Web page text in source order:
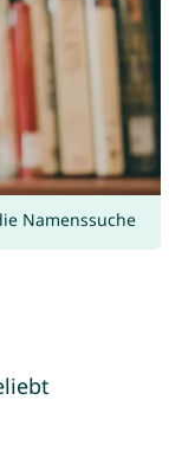
Namenssuche